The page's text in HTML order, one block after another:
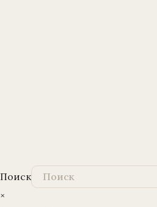
Поиск
×